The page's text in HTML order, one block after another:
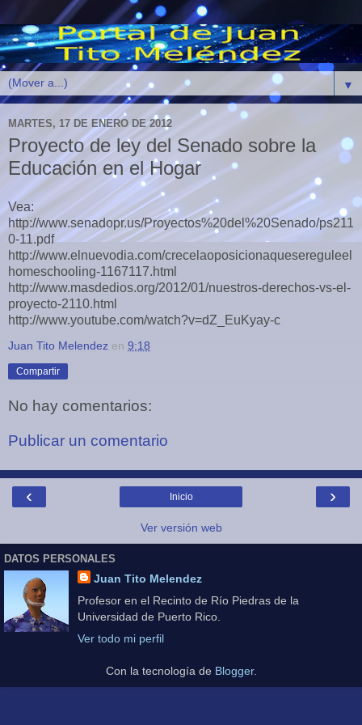
▼
MARTES, 17 DE ENERO DE 2012
Proyecto de ley del Senado sobre la
Educación en el Hogar
Vea:
http://www.senadopr.us/Proyectos%20del%20Senado/ps211
0-11.pdf
http://www.elnuevodia.com/crecelaoposicionaquesereguleel
homeschooling-1167117.html
http://www.masdedios.org/2012/01/nuestros-derechos-vs-el-
proyecto-2110.html
http://www.youtube.com/watch?v=dZ_EuKyay-c
Juan Tito Melendez en 9:18
Compartir
No hay comentarios:
Publicar un comentario
‹ ›
Inicio
Ver versión web
DATOS PERSONALES
Juan Tito Melendez
Profesor en el Recinto de Río Piedras de la
Universidad de Puerto Rico.
Ver todo mi perfil
Con la tecnología de Blogger.